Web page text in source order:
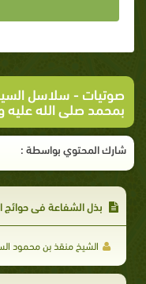
صوتيات -سلاسل
بمحمد صلى الله عليه
شارك المحتوي بواسطة :
بذل الشفاعة في حوائج
الشيخ منقذ بن محمود